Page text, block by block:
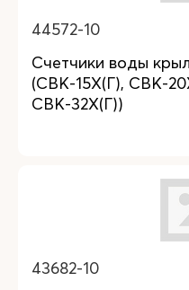
44572-10
Счетчики воды
(СВК-15Х(Г), СВК-
СВК-32Х(Г))
43682-10